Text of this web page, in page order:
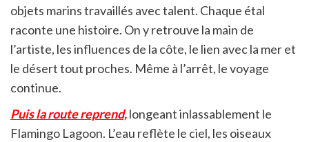
objets marins travaillés avec talent. Chaque étal
raconte une histoire. On y retrouve la main de
l’artiste, les influences de la côte, le lien avec la mer et
le désert tout proches. Même à l’arrêt, le voyage
continue.
Puis la route reprend,longeant inlassablement le
Flamingo Lagoon. L’eau reflète le ciel, les oiseaux